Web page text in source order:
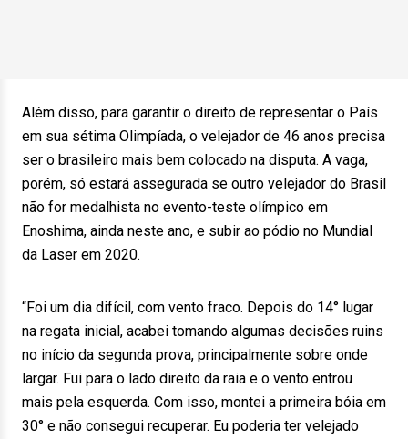
Além disso, para garantir o direito de representar o País
em sua sétima Olimpíada, o velejador de 46 anos precisa
ser o brasileiro mais bem colocado na disputa. A vaga,
porém, só estará assegurada se outro velejador do Brasil
não for medalhista no evento-teste olímpico em
Enoshima, ainda neste ano, e subir ao pódio no Mundial
da Laser em 2020.
“Foi um dia difícil, com vento fraco. Depois do 14° lugar
na regata inicial, acabei tomando algumas decisões ruins
no início da segunda prova, principalmente sobre onde
largar. Fui para o lado direito da raia e o vento entrou
mais pela esquerda. Com isso, montei a primeira bóia em
30° e não consegui recuperar. Eu poderia ter velejado